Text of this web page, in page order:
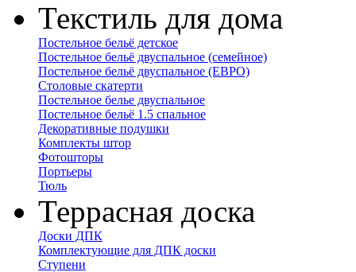
Текстиль для дома
Постельное бельё детское
Постельное бельё двуспальное (семейное)
Постельное бельё двуспальное (ЕВРО)
Столовые скатерти
Постельное белье двуспальное
Постельное бельё 1.5 спальное
Декоративные подушки
Комплекты штор
Фотошторы
Портьеры
Тюль
Террасная доска
Доски ДПК
Комплектующие для ДПК доски
Ступени